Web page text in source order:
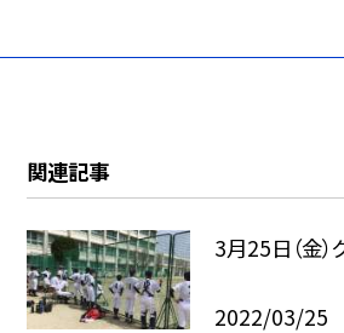
関連記事
3月25日（金
2022/03/25